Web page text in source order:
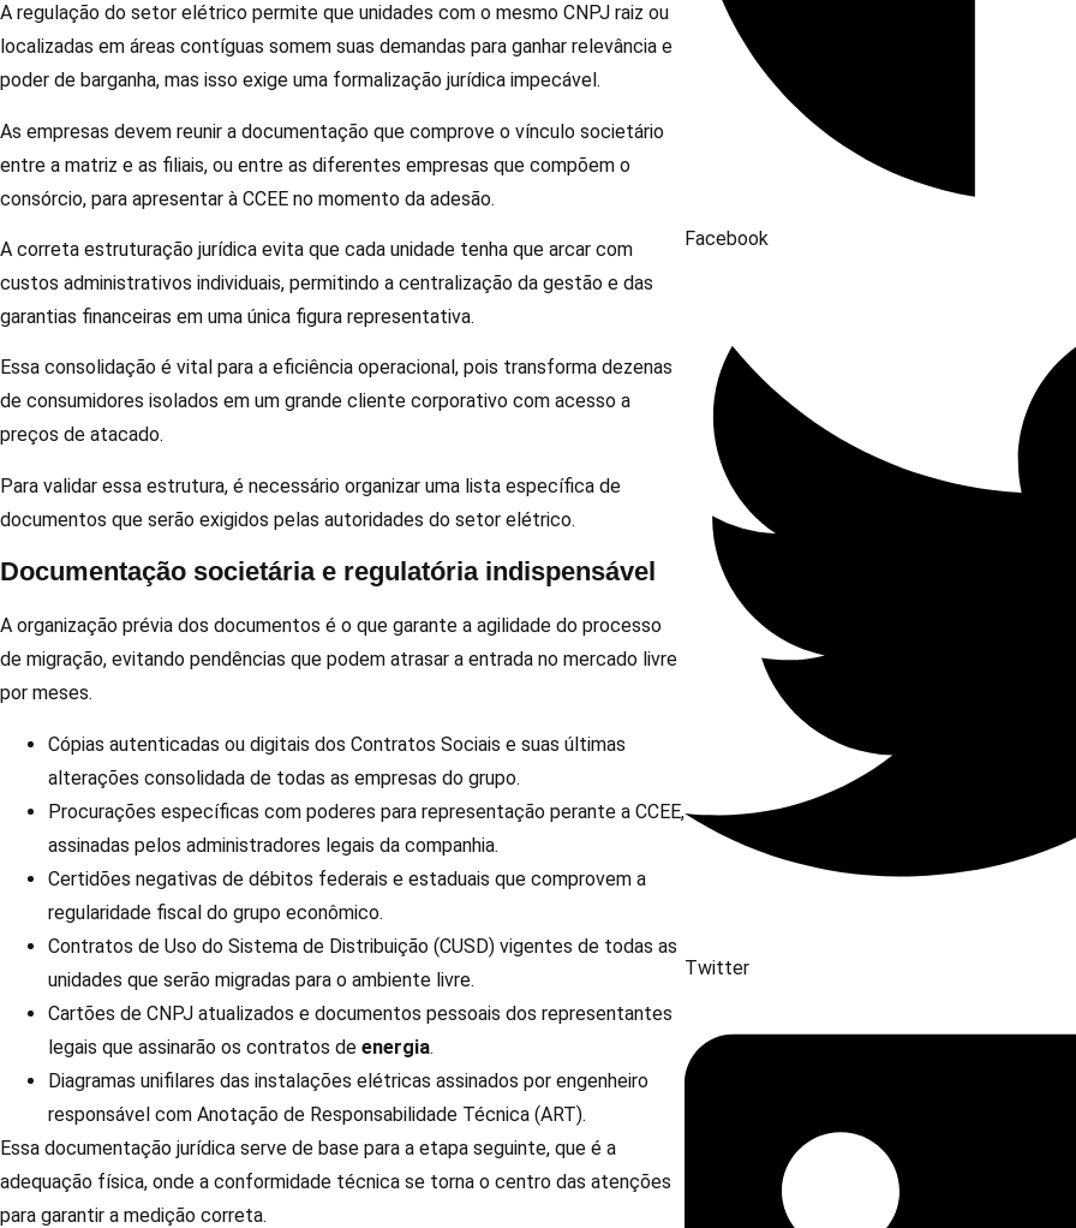
A regulação do setor elétrico permite que unidades com o mesmo CNPJ raiz ou
localizadas em áreas contíguas somem suas demandas para ganhar relevância e
poder de barganha, mas isso exige uma formalização jurídica impecável.
As empresas devem reunir a documentação que comprove o vínculo societário
entre a matriz e as filiais, ou entre as diferentes empresas que compõem o
consórcio, para apresentar à CCEE no momento da adesão.
A correta estruturação jurídica evita que cada unidade tenha que arcar com
custos administrativos individuais, permitindo a centralização da gestão e das
garantias financeiras em uma única figura representativa.
Essa consolidação é vital para a eficiência operacional, pois transforma dezenas
de consumidores isolados em um grande cliente corporativo com acesso a
preços de atacado.
Para validar essa estrutura, é necessário organizar uma lista específica de
documentos que serão exigidos pelas autoridades do setor elétrico.
Documentação societária e regulatória indispensável
A organização prévia dos documentos é o que garante a agilidade do processo
de migração, evitando pendências que podem atrasar a entrada no mercado livre
por meses.
Cópias autenticadas ou digitais dos Contratos Sociais e suas últimas
alterações consolidada de todas as empresas do grupo.
Procurações específicas com poderes para representação perante a CCEE,
assinadas pelos administradores legais da companhia.
Certidões negativas de débitos federais e estaduais que comprovem a
regularidade fiscal do grupo econômico.
Contratos de Uso do Sistema de Distribuição (CUSD) vigentes de todas as
unidades que serão migradas para o ambiente livre.
Cartões de CNPJ atualizados e documentos pessoais dos representantes
legais que assinarão os contratos de energia.
Diagramas unifilares das instalações elétricas assinados por engenheiro
responsável com Anotação de Responsabilidade Técnica (ART).
Essa documentação jurídica serve de base para a etapa seguinte, que é a
adequação física, onde a conformidade técnica se torna o centro das atenções
para garantir a medição correta.
Facebook
Twitter